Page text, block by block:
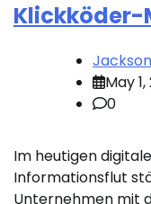
Klickköder-
Jackson
May
0
Im heutigen
Informationsflut
Unternehmen mit